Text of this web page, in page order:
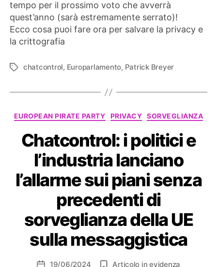
tempo per il prossimo voto che avverrà
quest’anno (sarà estremamente serrato)!
Ecco cosa puoi fare ora per salvare la privacy e
la crittografia
Tag chatcontrol, Europarlamento, Patrick Breyer
Categorie
EUROPEAN PIRATE PARTY PRIVACY SORVEGLIANZA
Chatcontrol: i politici e
l’industria lanciano
l’allarme sui piani senza
precedenti di
sorveglianza della UE
sulla messaggistica
Data19/06/2024 Articolo in evidenza